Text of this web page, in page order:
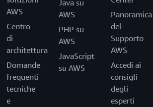
AWS
Centro
di
architettura
Domande
frequenti
tecniche
e
Java su
AWS
PHP su
AWS
JavaScript
su AWS
Panoramica
del
Supporto
AWS
Accedi ai
consigli
degli
esperti